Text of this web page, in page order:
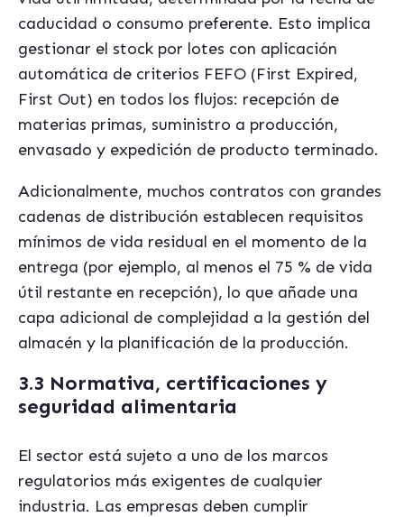
caducidad o consumo preferente. Esto implica
gestionar el stock por lotes con aplicación
automática de criterios FEFO (First Expired,
First Out) en todos los flujos: recepción de
materias primas, suministro a producción,
envasado y expedición de producto terminado.
Adicionalmente, muchos contratos con grandes
cadenas de distribución establecen requisitos
mínimos de vida residual en el momento de la
entrega (por ejemplo, al menos el 75 % de vida
útil restante en recepción), lo que añade una
capa adicional de complejidad a la gestión del
almacén y la planificación de la producción.
3.3 Normativa, certificaciones y
seguridad alimentaria
El sector está sujeto a uno de los marcos
regulatorios más exigentes de cualquier
industria. Las empresas deben cumplir